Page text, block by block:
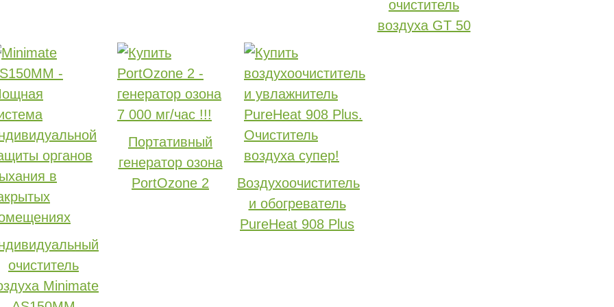
очиститель
воздуха GT 50
очиститель
Minimate
Портативный
генератор озона
PortOzone 2
Воздухоочиститель
и обогреватель
PureHeat 908 Plus